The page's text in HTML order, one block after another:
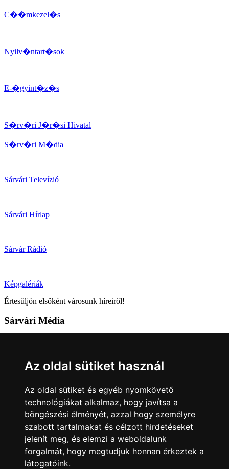
Az oldal sütiket használ
Az oldal sütiket és egyéb nyomkövető
technológiákat alkalmaz, hogy javítsa a
böngészési élményét, azzal hogy személyre
szabott tartalmakat és célzott hirdetéseket
jelenít meg, és elemzi a weboldalunk
forgalmát, hogy megtudjuk honnan érkeztek a
látogatóink.
C��mkezel�s
Nyilv�ntart�sok
E-�gyint�z�s
S�rv�ri J�r�si Hivatal
S�rv�ri M�dia
Sárvári Televízió
Sárvári Hírlap
Sárvár Rádió
Képgalériák
Értesüljön elsőként városunk híreiről!
Sárvári Média
Kövess minket!
Sárvár lendületben Sárvár lendületben
Nyilatkozatok
Impresszum Felhasználási feltételek Adatkezelési tájékoztató
Akadálymentesítési nyilatkozat